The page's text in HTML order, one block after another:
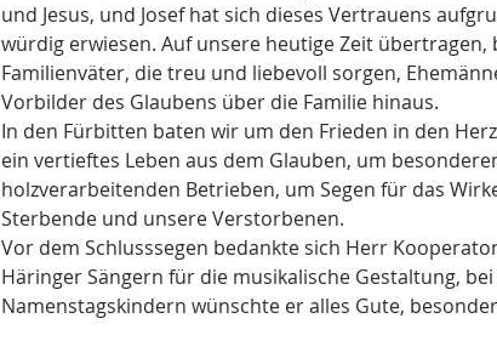
und Jesus, und Josef hat sich dieses Vertrauens
würdig erwiesen. Auf unsere heutige Zeit
Familienväter, die treu und liebevoll sorgen,
Vorbilder des Glaubens über die Familie hinaus.
In den Fürbitten baten wir um den Frieden in den
ein vertieftes Leben aus dem Glauben, um
holzverarbeitenden Betrieben, um Segen für das
Sterbende und unsere Verstorbenen.
Vor dem Schlusssegen bedankte sich Herr
Häringer Sängern für die musikalische Gestaltung,
Namenstagskindern wünschte er alles Gute,